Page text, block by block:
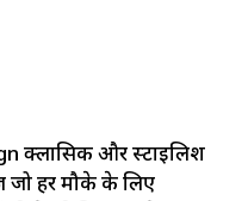
क्लासिक और स्टाइलिश
जो हर मौके के लिए